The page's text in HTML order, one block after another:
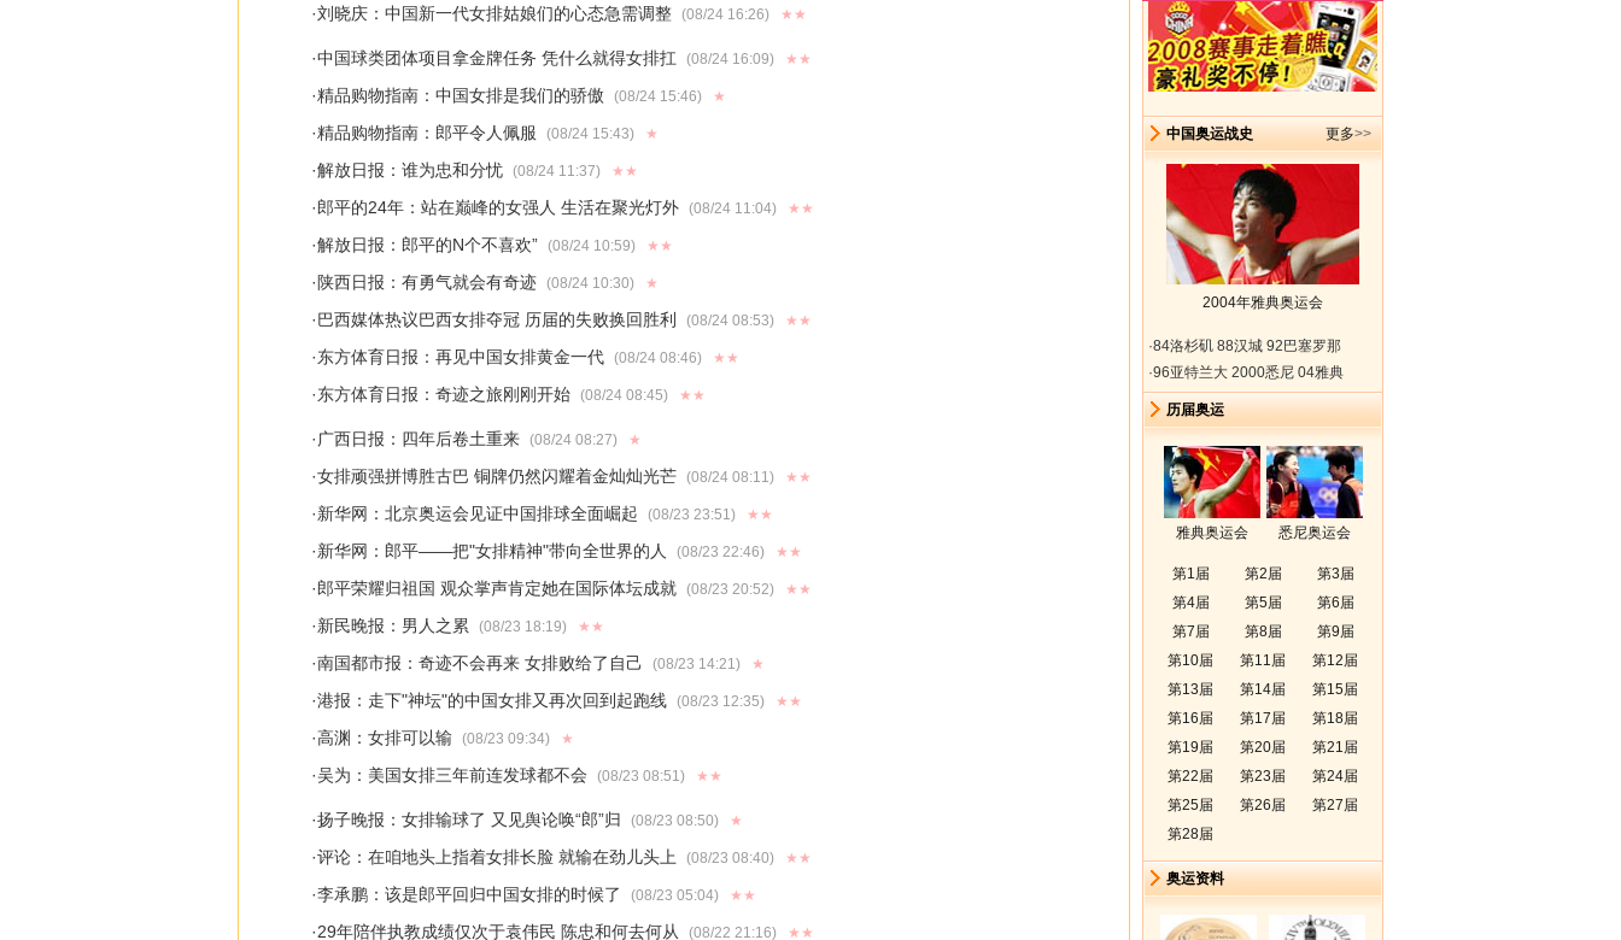
·刘晓庆：中国新一代女排姑娘们的心态急需调整 (08/24 16:26) ★★
·中国球类团体项目拿金牌任务 凭什么就得女排扛 (08/24 16:09) ★★
·精品购物指南：中国女排是我们的骄傲 (08/24 15:46) ★
·精品购物指南：郎平令人佩服 (08/24 15:43) ★
·解放日报：谁为忠和分忧 (08/24 11:37) ★★
·郎平的24年：站在巅峰的女强人 生活在聚光灯外 (08/24 11:04) ★★
·解放日报：郎平的N个不喜欢” (08/24 10:59) ★★
· 陕西日报：有勇气就会有奇迹 (08/24 10:30) ★
·巴西媒体热议巴西女排夺冠 历届的失败换回胜利 (08/24 08:53) ★★
·东方体育日报：再见中国女排黄金一代 (08/24 08:46) ★★
·东方体育日报：奇迹之旅刚刚开始 (08/24 08:45) ★★
· 广西日报：四年后卷土重来 (08/24 08:27) ★
·女排顽强拼博胜古巴 铜牌仍然闪耀着金灿灿光芒 (08/24 08:11) ★★
·新华网：北京奥运会见证中国排球全面崛起 (08/23 23:51) ★★
·新华网：郎平——把"女排精神"带向全世界的人 (08/23 22:46) ★★
·郎平荣耀归祖国 观众掌声肯定她在国际体坛成就 (08/23 20:52) ★★
·新民晚报：男人之累 (08/23 18:19) ★★
·南国都市报：奇迹不会再来 女排败给了自己 (08/23 14:21) ★
·港报：走下"神坛"的中国女排又再次回到起跑线 (08/23 12:35) ★★
·高渊：女排可以输 (08/23 09:34) ★
·吴为：美国女排三年前连发球都不会 (08/23 08:51) ★★
·扬子晚报：女排输球了 又见舆论唤“郎”归 (08/23 08:50) ★
·评论：在咱地头上指着女排长脸 就输在劲儿头上 (08/23 08:40) ★★
·李承鹏：该是郎平回归中国女排的时候了 (08/23 05:04) ★★
·29年陪伴执教成绩仅次于袁伟民 陈忠和何去何从 (08/22 21:16) ★★
中国奥运战史 更多>>
2004年雅典奥运会
·84洛杉矶 88汉城 92巴塞罗那
·96亚特兰大 2000悉尼 04雅典
历届奥运
雅典奥运会 悉尼奥运会
第1届 第2届
第3届
第4届
第5届
第6届
第7届
第8届
第9届
第10届
第11届
第12届
第13届
第14届
第15届
第16届
第17届
第18届
第19届
第20届
第21届
第22届
第23届
第24届
第25届
第26届
第27届
第28届
奥运资料